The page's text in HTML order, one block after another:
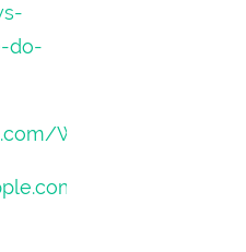
do-
Windows/12.10/